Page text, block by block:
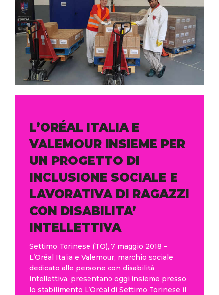
L’ORÉAL ITALIA E
VALEMOUR INSIEME PER
UN PROGETTO DI
INCLUSIONE SOCIALE E
LAVORATIVA DI RAGAZZI
CON DISABILITA’
INTELLETTIVA
Settimo Torinese (TO), 7 maggio 2018 –
L’Oréal Italia e Valemour, marchio sociale
dedicato alle persone con disabilità
intellettiva, presentano oggi insieme presso
lo stabilimento L’Oréal di Settimo Torinese il